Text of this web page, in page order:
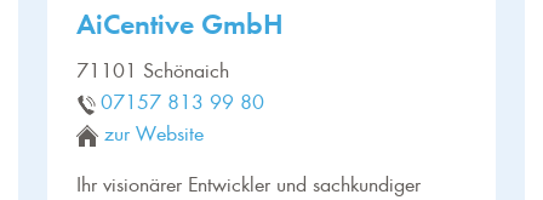
AiCentive GmbH
Ihr visionärer Entwickler und sachkundiger
71101 Schönaich
07157 813 99 80
zur Website